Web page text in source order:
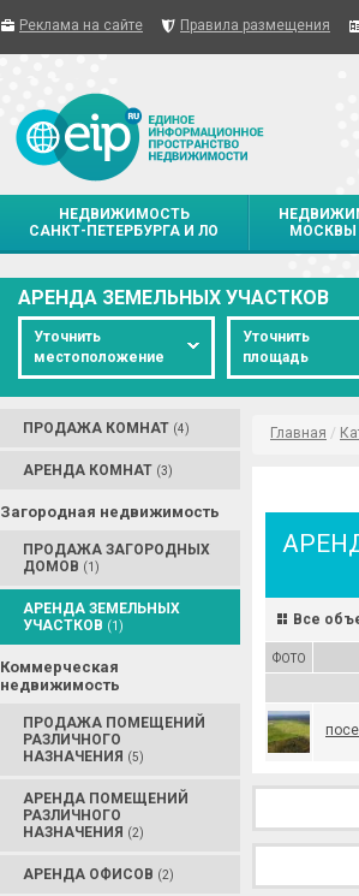
Реклама на сайте Правила размещения
НЕДВИЖИМОСТЬ
САНКТ-ПЕТЕРБУРГА И ЛО
МОСКВЫ
АРЕНДА ЗЕМЕЛЬНЫХ УЧАСТКОВ
Уточнить
местоположение
Уточнить
площадь
ПРОДАЖА КОМНАТ (4)
АРЕНДА КОМНАТ (3)
Загородная недвижимость
ПРОДАЖА ЗАГОРОДНЫХ
ДОМОВ (1)
АРЕНДА ЗЕМЕЛЬНЫХ
УЧАСТКОВ (1)
Коммерческая
недвижимость
ПРОДАЖА ПОМЕЩЕНИЙ
РАЗЛИЧНОГО
НАЗНАЧЕНИЯ (5)
АРЕНДА ПОМЕЩЕНИЙ
РАЗЛИЧНОГО
НАЗНАЧЕНИЯ (2)
АРЕНДА ОФИСОВ (2)
Главная /
Все
ФОТО